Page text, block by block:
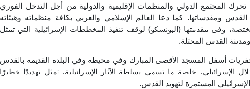
المجتمع الدولي والمنظمات الإقليمية والدولية من أجل التدخل الفوري
القدس ومقدساتها. كما دعا العالم الإسلامي والعربي بكافة منظماته وهيئاته
وفى مقدمتها (اليونسكو) لوقف تنفيذ المخططات الإسرائيلية التي تمثل
القدس المحتلة.
أسفل المسجد الأقصى المبارك وفي محيطه وفي البلدة القديمة بالقدس
الإسرائيلي، خاصة ما تسمى بسلطة الآثار الإسرائيلية، تمثل تهديدًا خطيرًا
المستمرة لتهويد القدس.